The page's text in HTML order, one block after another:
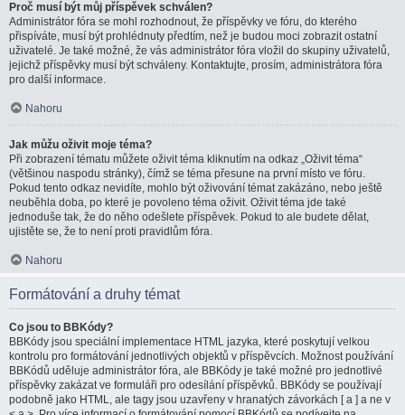
Proč musí být můj příspěvek schválen?
Administrátor fóra se mohl rozhodnout, že příspěvky ve fóru, do kterého
přispíváte, musí být prohlédnuty předtím, než je budou moci zobrazit ostatní
uživatelé. Je také možné, že vás administrátor fóra vložil do skupiny uživatelů,
jejichž příspěvky musí být schváleny. Kontaktujte, prosím, administrátora fóra
pro další informace.
Nahoru
Jak můžu oživit moje téma?
Při zobrazení tématu můžete oživit téma kliknutím na odkaz „Oživit téma“
(většinou naspodu stránky), čímž se téma přesune na první místo ve fóru.
Pokud tento odkaz nevidíte, mohlo být oživování témat zakázáno, nebo ještě
neuběhla doba, po které je povoleno téma oživit. Oživit téma jde také
jednoduše tak, že do něho odešlete příspěvek. Pokud to ale budete dělat,
ujistěte se, že to není proti pravidlům fóra.
Nahoru
Formátování a druhy témat
Co jsou to BBKódy?
BBKódy jsou speciální implementace HTML jazyka, které poskytují velkou
kontrolu pro formátování jednotlivých objektů v příspěvcích. Možnost používání
BBKódů uděluje administrátor fóra, ale BBKódy je také možné pro jednotlivé
příspěvky zakázat ve formuláři pro odesílání příspěvků. BBKódy se používají
podobně jako HTML, ale tagy jsou uzavřeny v hranatých závorkách [ a ] a ne v